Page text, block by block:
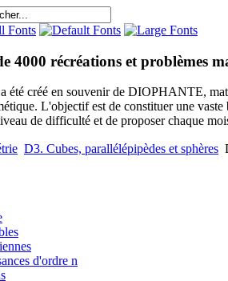
4000 récréations et problèmes
été créé en souvenir de DIOPHANTE,
L'objectif est de constituer une
de difficulté et de proposer chaque
D3. Cubes, parallélépipèdes et sphères
d'ordre n